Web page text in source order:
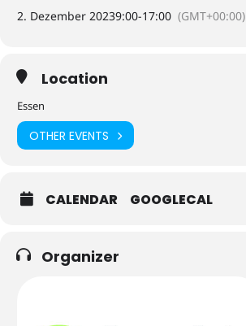
2. Dezember 20239:00-17:00 (GMT+00:00)
Location
Essen
OTHER EVENTS
CALENDAR GOOGLECAL
Organizer